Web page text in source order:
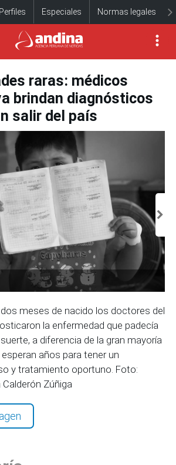
Perfiles Especiales Normas legales
raras: médicos
brindan diagnósticos
salir del país
meses de nacido los doctores del
la enfermedad que padecía
a diferencia de la gran mayoría
años para tener un
y tratamiento oportuno. Foto:
Zúñiga